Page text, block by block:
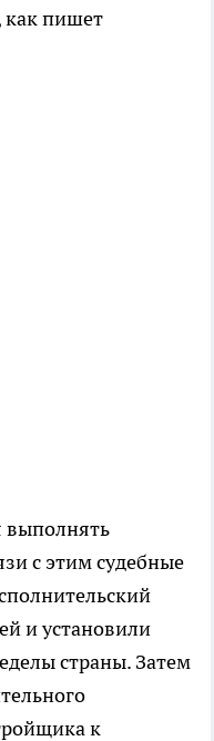
как пишет
выполнять
с этим судебные
и установили
страны. Затем
к